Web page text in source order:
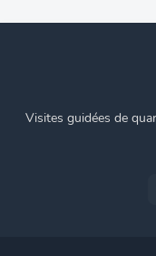
Visites guidées de